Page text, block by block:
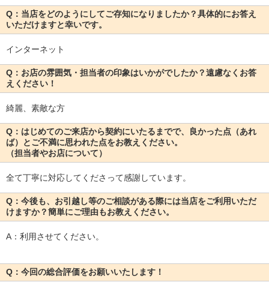
Q：当店をどのようにしてご存知になりましたか？具体的にお答え
いただけますと幸いです。
インターネット
Q：お店の雰囲気・担当者の印象はいかがでしたか？遠慮なくお答
えください！
綺麗、素敵な方
Q：はじめてのご来店から契約にいたるまでで、良かった点（あれ
ば）とご不満に思われた点をお教えください。
（担当者やお店について）
全て丁寧に対応してくださって感謝しています。
Q：今後も、お引越し等のご相談がある際には当店をご利用いただ
けますか？簡単にご理由もお教えください。
A：利用させてください。
Q：今回の総合評価をお願いいたします！